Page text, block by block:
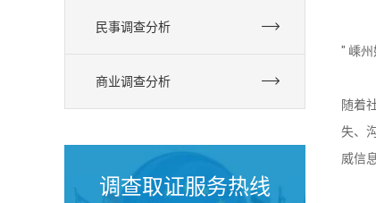
民事调查分析
商业调查分析
调查取证服务热线
" 嵊
随着
失、
威信